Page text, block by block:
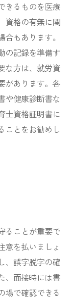
きるものを医療
資格の有無に関
もあります。
の記録を準備す
な方は、就労資
があります。各
や健康診断書な
士資格証明書に
ことをお勧めし
ることが重要で
意を払いましょ
、誤字脱字の確
、面接時には書
場で確認できる